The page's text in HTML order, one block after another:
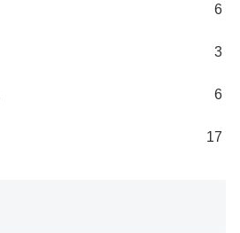
6
3
6
17